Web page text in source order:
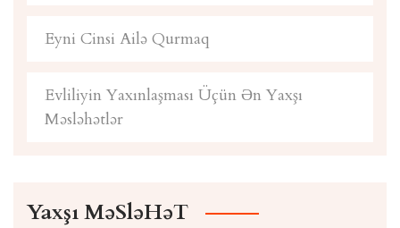
Eyni Cinsi Ailə Qurmaq
Evliliyin Yaxınlaşması Üçün Ən Yaxşı
Məsləhətlər
Yaxşı MəSləHəT